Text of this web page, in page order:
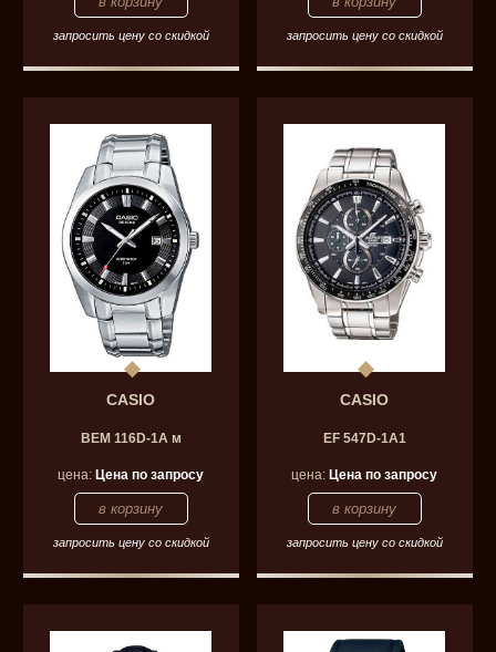
запросить цену со скидкой запросить цену со скидкой
CASIO
BEM 116D-1A м
цена: Цена по запросу
запросить цену со скидкой
CASIO
EF 547D-1A1
цена: Цена по запросу
запросить цену со скидкой